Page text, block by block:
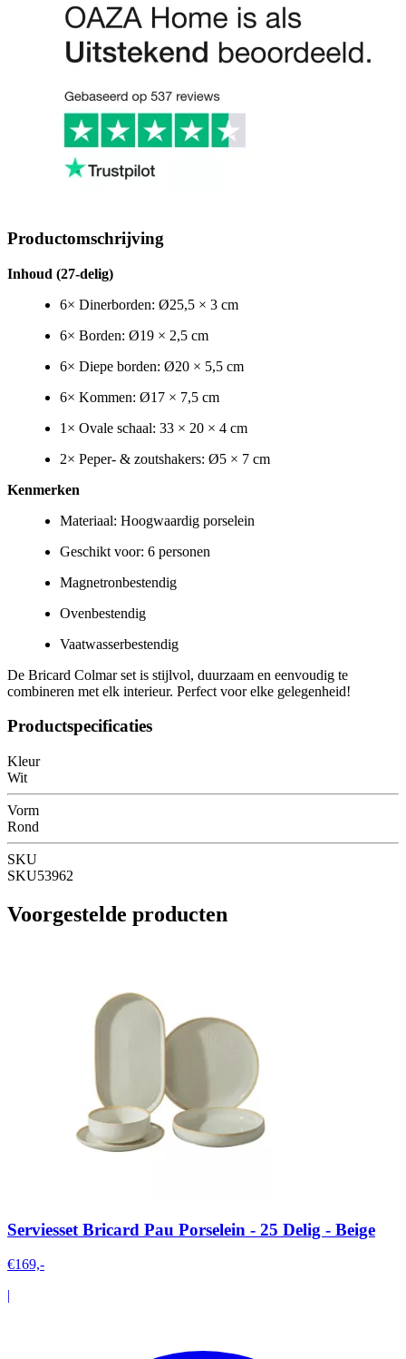
Productomschrijving
Inhoud (27-delig)
6× Dinerborden: Ø25,5 × 3 cm
6× Borden: Ø19 × 2,5 cm
6× Diepe borden: Ø20 × 5,5 cm
6× Kommen: Ø17 × 7,5 cm
1× Ovale schaal: 33 × 20 × 4 cm
2× Peper- & zoutshakers: Ø5 × 7 cm
Kenmerken
Materiaal: Hoogwaardig porselein
Geschikt voor: 6 personen
Magnetronbestendig
Ovenbestendig
Vaatwasserbestendig
De Bricard Colmarset is stijlvol, duurzaam en eenvoudig te
combineren met elk interieur. Perfect voor elke gelegenheid!
Productspecificaties
Kleur
Wit
Vorm
Rond
SKU
SKU53962
Voorgestelde producten
Serviesset Bricard Pau Porselein - 25 Delig - Beige
€169,-
|